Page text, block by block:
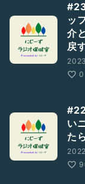
ッ
介
戻
0
い
た